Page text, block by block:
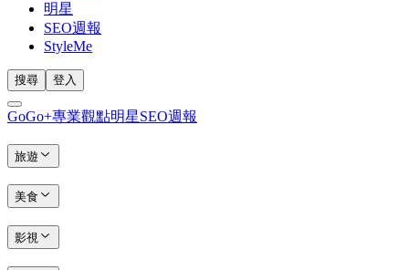
明星
SEO週報
StyleMe
搜尋 登入
GoGo+專業觀點明星SEO週報
旅遊
美食
影視